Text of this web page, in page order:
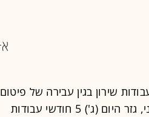
שירון בגין עבירה של פיטום
אווזים. שופט בית משפט השלום בחיפה, חנוך שילוני, גזר היום (ג') 5 חודשי עבודות